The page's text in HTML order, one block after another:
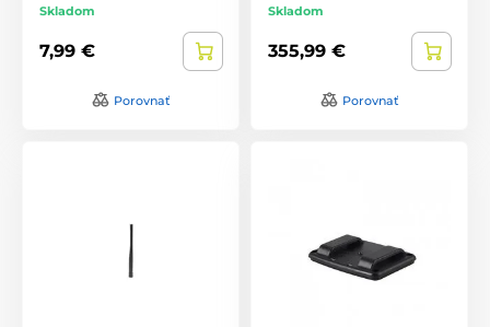
Skladom
7,99 €
Porovnať
Skladom
355,99 €
Porovnať